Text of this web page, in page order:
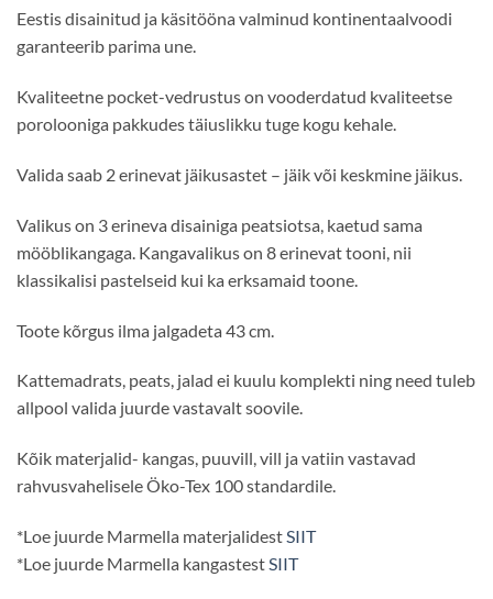
Eestis disainitud ja käsitööna valminud kontinentaalvoodi
garanteerib parima une.
Kvaliteetne pocket-vedrustus on vooderdatud kvaliteetse
porolooniga pakkudes täiuslikku tuge kogu kehale.
Valida saab 2 erinevat jäikusastet – jäik või keskmine jäikus.
Valikus on 3 erineva disainiga peatsiotsa, kaetud sama
mööblikangaga. Kangavalikus on 8 erinevat tooni, nii
klassikalisi pastelseid kui ka erksamaid toone.
Toote kõrgus ilma jalgadeta 43 cm.
Kattemadrats, peats, jalad ei kuulu komplekti ning need tuleb
allpool valida juurde vastavalt soovile.
Kõik materjalid- kangas, puuvill, vill ja vatiin vastavad
rahvusvahelisele Öko-Tex 100 standardile.
*Loe juurde Marmella materjalidestSIIT
*Loe juurde Marmella kangastestSIIT